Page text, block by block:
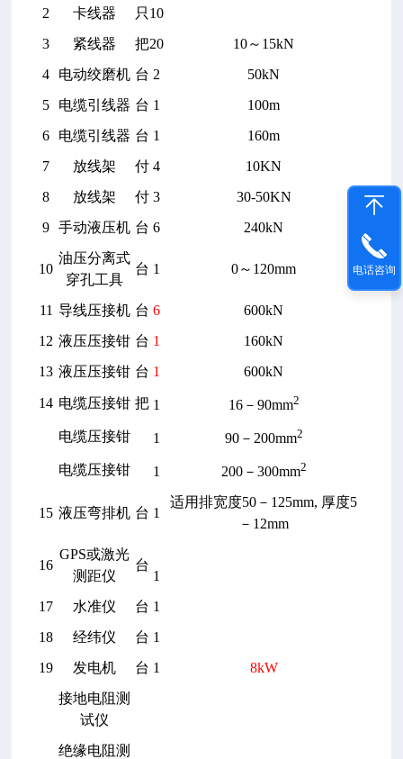
2 卡线器 只 10
3
紧线器 把20 10～15kN
4
电动绞磨机 台 2
50kN
5
电缆引线器 台 1
100m
6
电缆引线器 台 1
160m
7
放线架 付 4
10KN
8
放线架 付 3
30-50KN
9 手动液压机 台 6 240kN
10
油压分离式
穿孔工具
台 1 0～120mm
11 导线压接机 台 6
600kN
12 液压压接钳 台 1
160kN
13 液压压接钳 台 1 600kN
14 电缆压接钳 把 1 16－90mm2
电缆压接钳 1 90－200mm2
电缆压接钳 1 200－300mm2
15 液压弯排机 台 1
适用排宽度50－125mm, 厚度5
－12mm
16
GPS或激光
测距仪
台
1
17
水准仪 台 1
18
经纬仪 台 1
19
发电机 台 1
8kW
接地电阻测
试仪
绝缘电阻测
电话咨询